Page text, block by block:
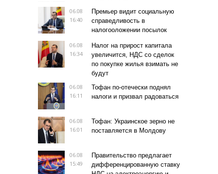
06.08
16:40
Премьер видит социальную
справедливость в
налогооложении посылок
06.08
16:34
Налог на прирост капитала
увеличится, НДС со сделок
по покупке жилья взимать не
будут
06.08
16:11
Тофан по-отечески поднял
налоги и призвал радоваться
06.08
16:01
Тофан: Украинское зерно не
поставляется в Молдову
06.08
15:49
Правительство предлагает
дифференцированную ставку